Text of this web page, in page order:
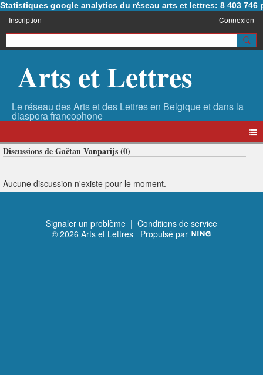
Statistiques google analytics du réseau arts et lettres: 8 403 746
Inscription Connexion
Arts et Lettres
Discussions de Gaëtan Vanparijs (0)
Aucune discussion n'existe pour le moment.
Signaler un problème | Conditions de service
© 2026 Arts et Lettres Propulsé par